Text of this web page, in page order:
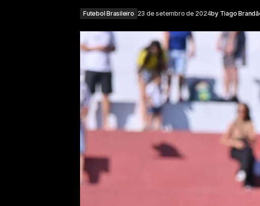
Futebol Brasileiro 23 de setembro de 2024by Tiago